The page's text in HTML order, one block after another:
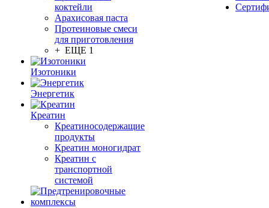
коктейли
Арахисовая паста
Протеиновые смеси
для приготовления
+ ЕЩЕ 1
Изотоники
Энергетик
Креатин
Креатиносодержащие
продукты
Креатин моногидрат
Креатин с
транспортной
системой